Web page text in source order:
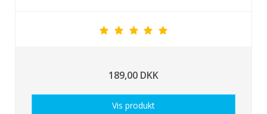
189,00 DKK
Vis produkt